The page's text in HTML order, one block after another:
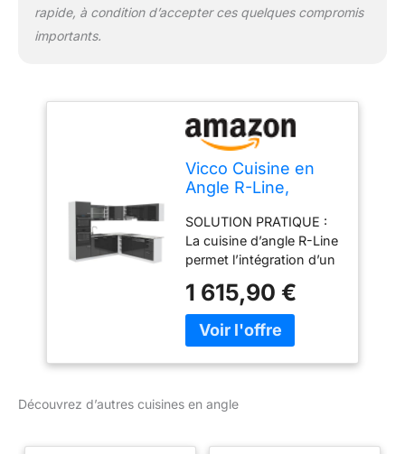
rapide, à condition d’accepter ces quelques compromis
importants.
Vicco Cuisine en
Angle R-Line,
Brillant/Blanc, 247 x
237 cm
SOLUTION PRATIQUE :
La cuisine d’angle R-Line
permet l’intégration d’un
dans une colonne haute.
Des façades entièrement
intégrées pour lave-
FLEXIBLE : La cuisine en
8 meubles hauts peut
1 615,90 €
Découvrez d’autres cuisines en angle